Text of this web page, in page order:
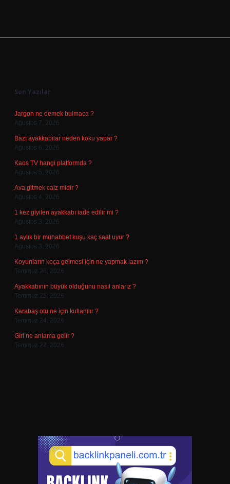
Son Yazılar
Jargon ne demek bulmaca ?
Ağustos 7, 2026
Bazı ayakkabılar neden koku yapar ?
Ağustos 6, 2026
Kaos TV hangi platformda ?
Ağustos 5, 2026
Ava gitmek caiz midir ?
Ağustos 4, 2026
1 kez giyilen ayakkabı iade edilir mi ?
Ağustos 3, 2026
1 aylık bir muhabbet kuşu kaç saat uyur ?
Ağustos 3, 2026
Koyunların koça gelmesi için ne yapmak lazım ?
Temmuz 26, 2026
Ayakkabının büyük olduğunu nasıl anlarız ?
Temmuz 25, 2026
Karabaş otu ne için kullanılır ?
Temmuz 24, 2026
Girl ne anlama gelir ?
Temmuz 22, 2026